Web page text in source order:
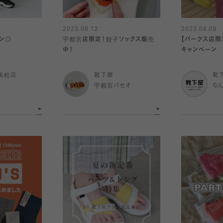
◎
松店
2023.08.12
宇都宮店限定！餃子ソックス販売
中！
靴下屋
宇都宮パセオ
2023.08.09
【パークス店
キャンペーン
靴
な